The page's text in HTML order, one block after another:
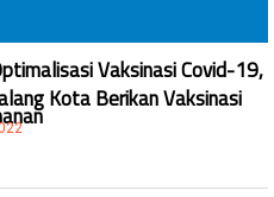
Vaksinasi Covid-19,
Kota Berikan Vaksinasi